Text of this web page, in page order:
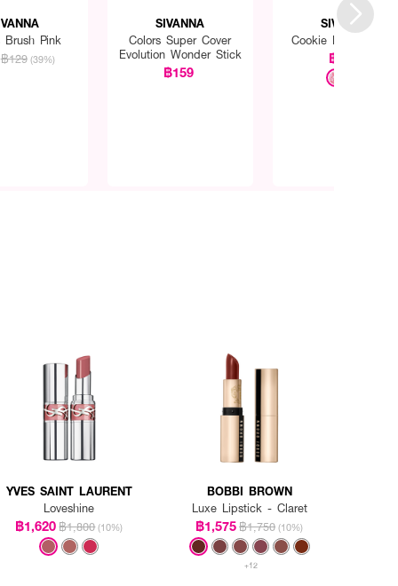
Brush Pink
฿129 (39%)
SIVANNA
Colors Super Cover
Evolution Wonder Stick
฿159
SIVANNA
Cookie Baked
฿249
YVES SAINT LAURENT
Loveshine
฿1,620฿1,800 (10%)
BOBBI BROWN
Luxe Lipstick - Claret
฿1,575฿1,750 (10%)
+12